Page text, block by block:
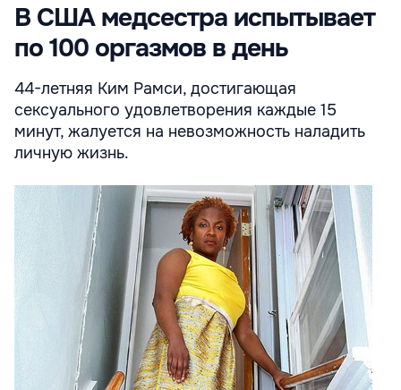
В США медсестра испытывает
по 100 оргазмов в день
44-летняя Ким Рамси, достигающая
сексуального удовлетворения каждые 15
минут, жалуется на невозможность наладить
личную жизнь.